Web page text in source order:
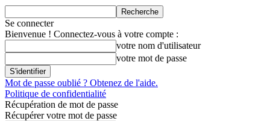
Se connecter
Bienvenue ! Connectez-vous à votre compte :
votre nom d'utilisateur
votre mot de passe
Mot de passe oublié ? Obtenez de l'aide.
Politique de confidentialité
Récupération de mot de passe
Récupérer votre mot de passe